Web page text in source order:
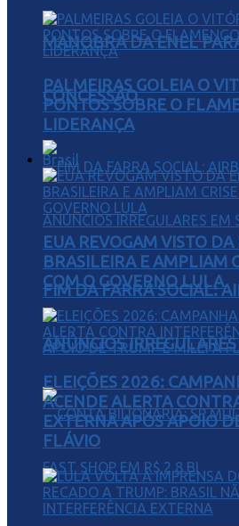
MANOBRA DA ENEL
CONCESSÃO
FIM DA FARRA SOCIAL:
ANÚNCIOS
PALMEIRAS GOLEIA O
PONTOS SOBRE O
LIDERANÇA
Brasil
EUA REVOGAM VISTO
BRASILEIRA E AMPLIAM
COM O GOVERNO LULA
ELEIÇÕES 2026:
ACENDE ALERTA
EXTERNA APÓS APOIO
FLÁVIO